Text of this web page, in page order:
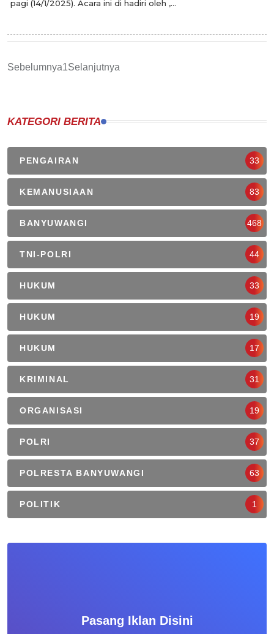
pagi (14/1/2025). Acara ini di hadiri oleh ,...
Sebelumnya1Selanjutnya
KATEGORI BERITA
PENGAIRAN 33
KEMANUSIAAN 83
BANYUWANGI 468
TNI-POLRI 44
HUKUM 33
HUKUM 19
HUKUM 17
KRIMINAL 31
ORGANISASI 19
POLRI 37
POLRESTA BANYUWANGI 63
POLITIK 1
Pasang Iklan Disini